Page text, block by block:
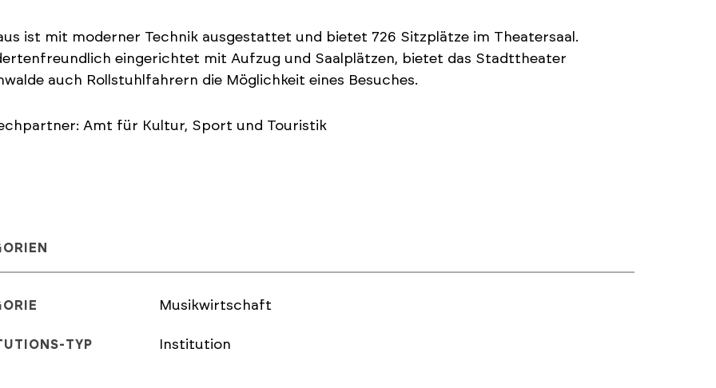
ist mit moderner Technik ausgestattet und bietet 726 Sitzplätze im Theatersaal.
eingerichtet mit Aufzug und Saalplätzen, bietet das Stadttheater
auch Rollstuhlfahrern die Möglichkeit eines Besuches.
Amt für Kultur, Sport und Touristik
Musikwirtschaft
TYP Institution